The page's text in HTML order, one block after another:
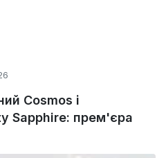
Cosmos і
Sapphire: прем'єра